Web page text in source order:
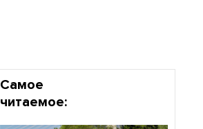
Самое
читаемое: